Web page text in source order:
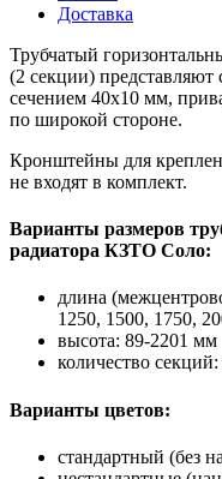
Доставка
Трубчатый
(2 секции)
сечением 40х10 мм,
по широкой стороне.
Кронштейны для
не входят в комплект.
Варианты размеров
радиатора КЗТО Соло:
длина
1250, 1500, 1750,
высота: 89-2201 мм
количество
Варианты цветов:
стандартный (без